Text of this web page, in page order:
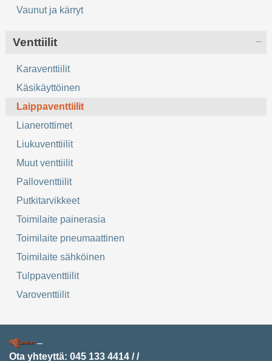
Vaunut ja kärryt
Venttiilit
Karaventtiilit
Käsikäyttöinen
Laippaventtiilit
Lianerottimet
Liukuventtiilit
Muut venttiilit
Palloventtiilit
Putkitarvikkeet
Toimilaite painerasia
Toimilaite pneumaattinen
Toimilaite sähköinen
Tulppaventtiilit
Varoventtiilit
–
Ota yhteyttä: 045 133 4414 //